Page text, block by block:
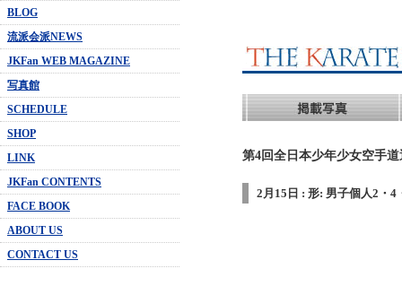
BLOG
流派会派NEWS
JKFan WEB MAGAZINE
写真館
SCHEDULE
SHOP
LINK
JKFan CONTENTS
FACE BOOK
ABOUT US
CONTACT US
第4回全日本少年少女空手
2月15日 : 形: 男子個人2・